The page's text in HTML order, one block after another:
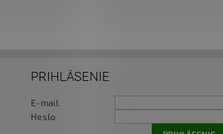
PRIHLÁSENIE
E-mail
Heslo